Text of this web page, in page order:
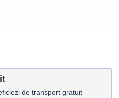
de transport gratuit